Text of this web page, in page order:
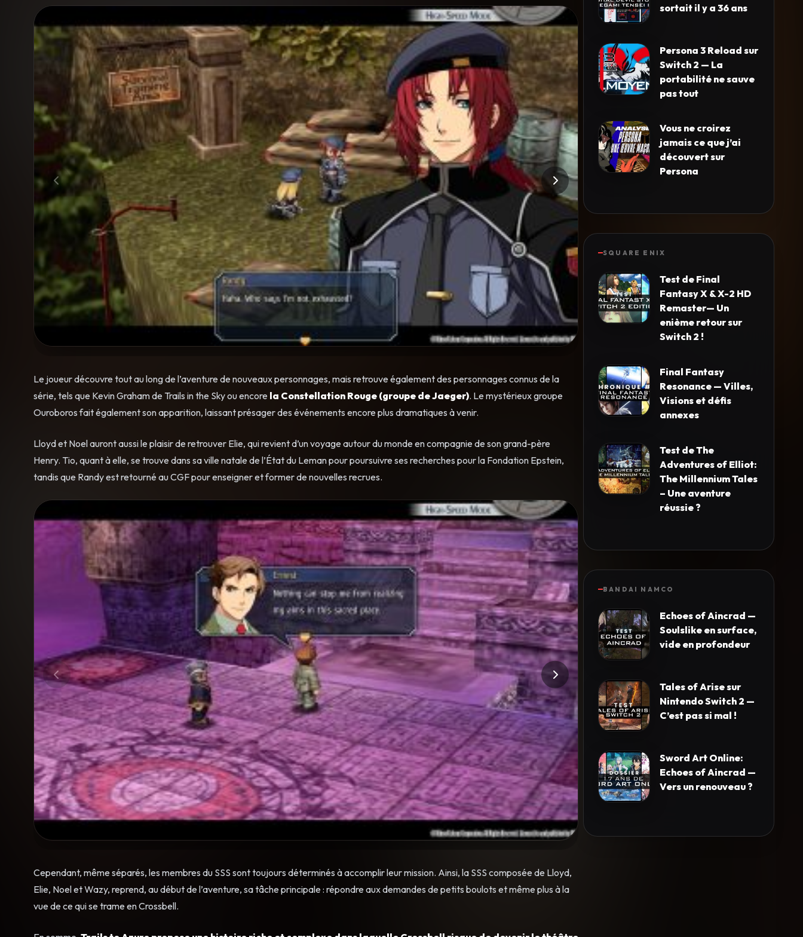
Le joueur découvre tout au long de l’aventure de nouveaux personnages, mais retrouve également des personnages connus de la
série, tels que Kevin Graham de Trails in the Sky ou encore la Constellation Rouge (groupe de Jaeger). Le mystérieux groupe
Ouroboros fait également son apparition, laissant présager des événements encore plus dramatiques à venir.
Lloyd et Noel auront aussi le plaisir de retrouver Elie, qui revient d’un voyage autour du monde en compagnie de son grand-père
Henry. Tio, quant à elle, se trouve dans sa ville natale de l’État du Leman pour poursuivre ses recherches pour la Fondation Epstein,
tandis que Randy est retourné au CGF pour enseigner et former de nouvelles recrues.
Cependant, même séparés, les membres du SSS sont toujours déterminés à accomplir leur mission. Ainsi, la SSS composée de Lloyd,
Elie, Noel et Wazy, reprend, au début de l’aventure, sa tâche principale : répondre aux demandes de petits boulots et même plus à la
vue de ce qui se trame en Crossbell.
sortait il y a 36 ans
Persona 3 Reload sur
Switch 2 — La
portabilité ne sauve
pas tout
Vous ne croirez
jamais ce que j’ai
découvert sur
Persona
SQUARE ENIX
Test de Final
Fantasy X & X-2 HD
Remaster— Un
enième retour sur
Switch 2 !
Final Fantasy
Resonance — Villes,
Visions et défis
annexes
Test de The
Adventures of Elliot:
The Millennium Tales
– Une aventure
réussie ?
BANDAI NAMCO
Echoes of Aincrad —
Soulslike en surface,
vide en profondeur
Tales of Arise sur
Nintendo Switch 2 —
C’est pas si mal !
Sword Art Online:
Echoes of Aincrad —
Vers un renouveau ?